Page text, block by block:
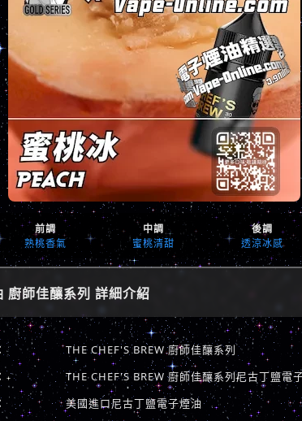
前調 中調
後調
熟桃香氣
蜜桃清甜 透涼冰感
廚師佳釀系列 詳細介紹
THE CHEF'S BREW 廚師佳釀系列
THE CHEF'S BREW 廚師佳釀系列尼古丁鹽電
美國進口尼古丁鹽電子煙油